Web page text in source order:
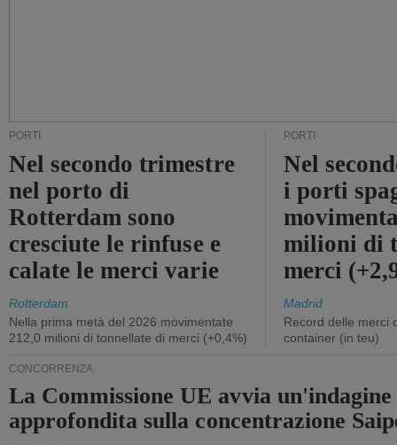
PORTI
Nel secondo trimestre
nel porto di
Rotterdam sono
cresciute le rinfuse e
calate le merci varie
Rotterdam
Nella prima metà del 2026 movimentate
212,0 milioni di tonnellate di merci (+0,4%)
PORTI
Nel
i porti
milioni di
merci
Madrid
Record delle merci
container (in teu)
CONCORRENZA
La Commissione UE avvia un'indagine
approfondita sulla concentrazione